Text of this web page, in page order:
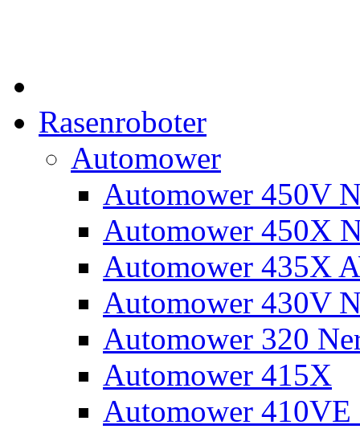
Rasenroboter
Automower
Automower 450V
Automower 450X
Automower 435X
Automower 430V
Automower 320
Automower 415X
Automower 410VE